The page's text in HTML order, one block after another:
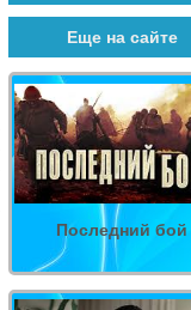
Еще на сайте
Последний бой